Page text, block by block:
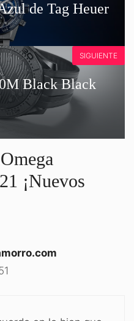
de Tag Heuer
Black Black
SIGUIENTE
¡Nuevos